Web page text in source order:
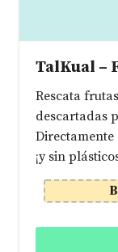
TalKual –
Rescata
descartadas
¡y sin